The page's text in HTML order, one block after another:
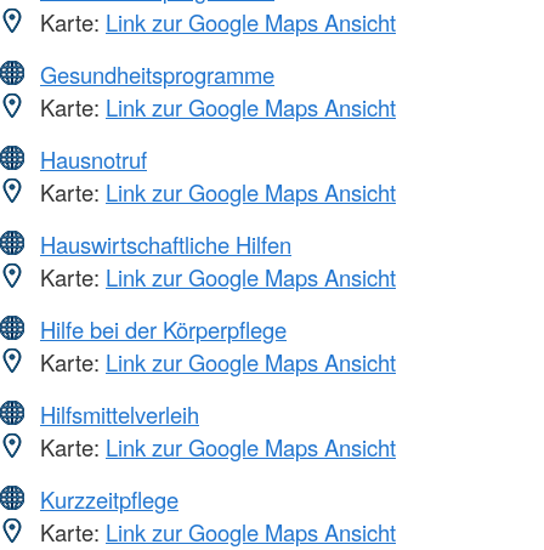
Karte: Link zur Google Maps Ansicht
Gesundheitsprogramme
Karte: Link zur Google Maps Ansicht
Hausnotruf
Karte: Link zur Google Maps Ansicht
Hauswirtschaftliche Hilfen
Karte: Link zur Google Maps Ansicht
Hilfe bei der Körperpflege
Karte: Link zur Google Maps Ansicht
Hilfsmittelverleih
Karte: Link zur Google Maps Ansicht
Kurzzeitpflege
Karte: Link zur Google Maps Ansicht